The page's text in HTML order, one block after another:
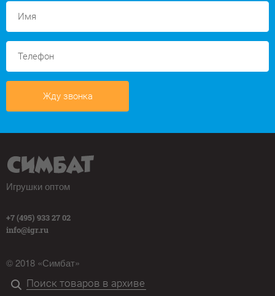
Жду звонка
Игрушки оптом
+7 (495) 933 27 02
info@igr.ru
© 2018 «Симбат»